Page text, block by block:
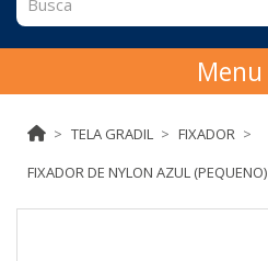
Menu
TELA GRADIL
FIXADOR
FIXADOR DE NYLON AZUL (PEQUENO)